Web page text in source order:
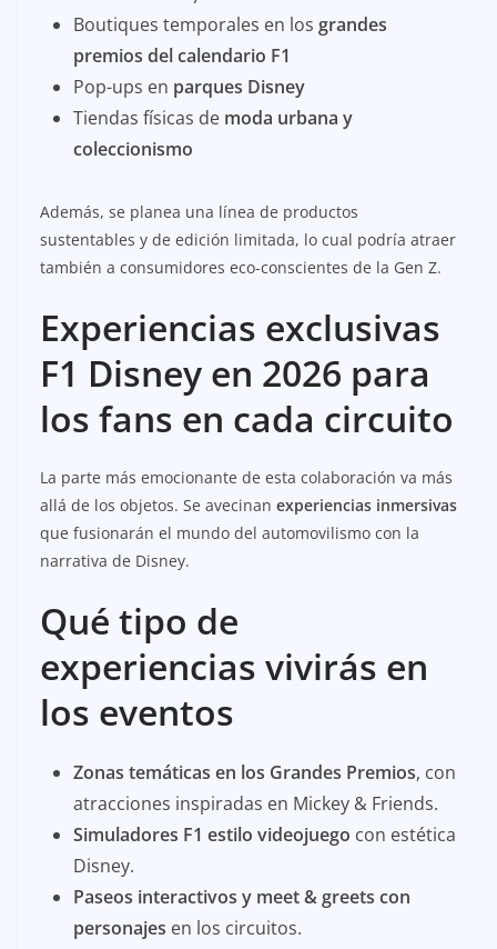
Boutiques temporales en los grandes
premios del calendario F1
Pop-ups en parques Disney
Tiendas físicas de moda urbana y
coleccionismo
Además, se planea una línea de productos
sustentables y de edición limitada, lo cual podría atraer
también a consumidores eco-conscientes de la Gen Z.
Experiencias exclusivas
F1 Disney en 2026 para
los fans en cada circuito
La parte más emocionante de esta colaboración va más
allá de los objetos. Se avecinan experiencias inmersivas
que fusionarán el mundo del automovilismo con la
narrativa de Disney.
Qué tipo de
experiencias vivirás en
los eventos
Zonas temáticas en los Grandes Premios, con
atracciones inspiradas en Mickey & Friends.
Simuladores F1 estilo videojuego con estética
Disney.
Paseos interactivos y meet & greets con
personajes en los circuitos.